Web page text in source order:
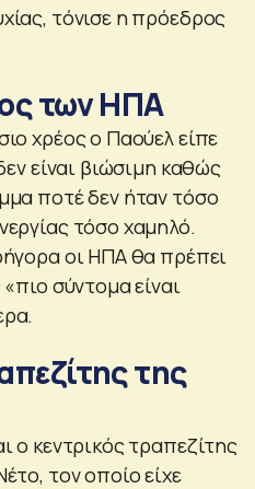
τόνισε η πρόεδρος
των ΗΠΑ
χρέος ο Παούελ είπε
είναι βιώσιμη καθώς
ποτέ δεν ήταν τόσο
τόσο χαμηλό.
οι ΗΠΑ θα πρέπει
σύντομα είναι
της
ο κεντρικός τραπεζίτης
τον οποίο είχε